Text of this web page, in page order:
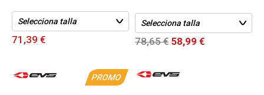
71,39 € 78,65 € 58,99 €
PROMO